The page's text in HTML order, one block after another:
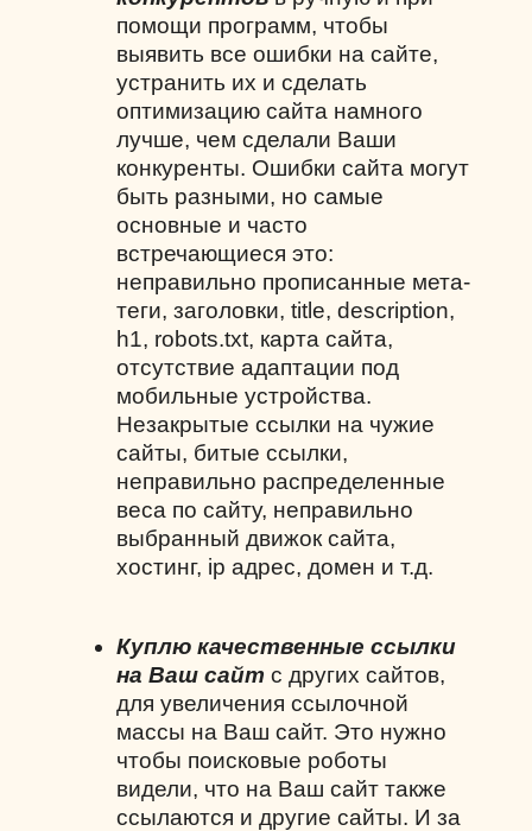
помощи программ, чтобы
выявить все ошибки на сайте,
устранить их и сделать
оптимизацию сайта намного
лучше, чем сделали Ваши
конкуренты. Ошибки сайта могут
быть разными, но самые
основные и часто
встречающиеся это:
неправильно прописанные мета-
теги, заголовки, title, description,
h1, robots.txt, карта сайта,
отсутствие адаптации под
мобильные устройства.
Незакрытые ссылки на чужие
сайты, битые ссылки,
неправильно распределенные
веса по сайту, неправильно
выбранный движок сайта,
хостинг, ip адрес, домен и т.д.
Куплю качественные ссылки
на Ваш сайт с других сайтов,
для увеличения ссылочной
массы на Ваш сайт. Это нужно
чтобы поисковые роботы
видели, что на Ваш сайт также
ссылаются и другие сайты. И за